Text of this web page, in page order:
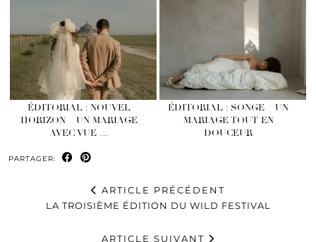
ÉDITORIAL : NOUVEL
HORIZON – UN MARIAGE
AVEC VUE …
ÉDITORIAL : SONGE – UN
MARIAGE TOUT EN
DOUCEUR
PARTAGER:
ARTICLE PRÉCÉDENT
LA TROISIÈME ÉDITION DU WILD FESTIVAL
ARTICLE SUIVANT